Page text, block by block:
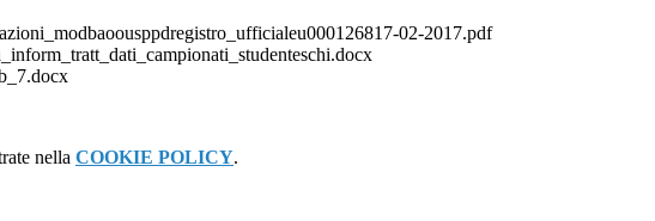
02-2017.pdf
nella COOKIE POLICY.